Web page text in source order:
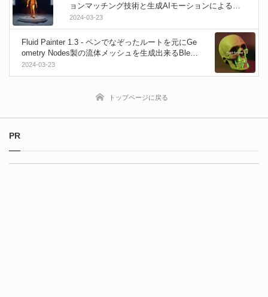
ョンマッチング技術と生成AIモーションによる自
然で表情豊かなキャラクター移動を実現するMotori
caの最新紹介映像！
2024-03-23
Fluid Painter 1.3 - ペンでなぞったルートを元にGe
ometry Nodes製の流体メッシュを生成出来るBlend
erアドオン！液体が流れるループアニメにも対
応！
2024-03-23
トップページに戻る
PR